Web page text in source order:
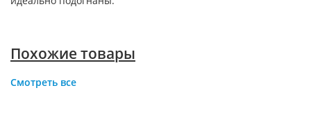
Похожие товары
Смотреть все